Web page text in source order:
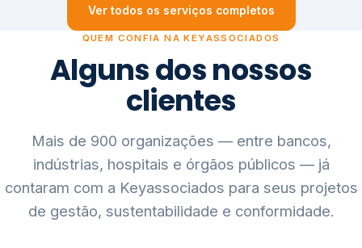
Ver todos os serviços completos
QUEM CONFIA NA KEYASSOCIADOS
Alguns dos nossos
clientes
Mais de 900 organizações — entre bancos,
indústrias, hospitais e órgãos públicos — já
contaram com a Keyassociados para seus projetos
de gestão, sustentabilidade e conformidade.